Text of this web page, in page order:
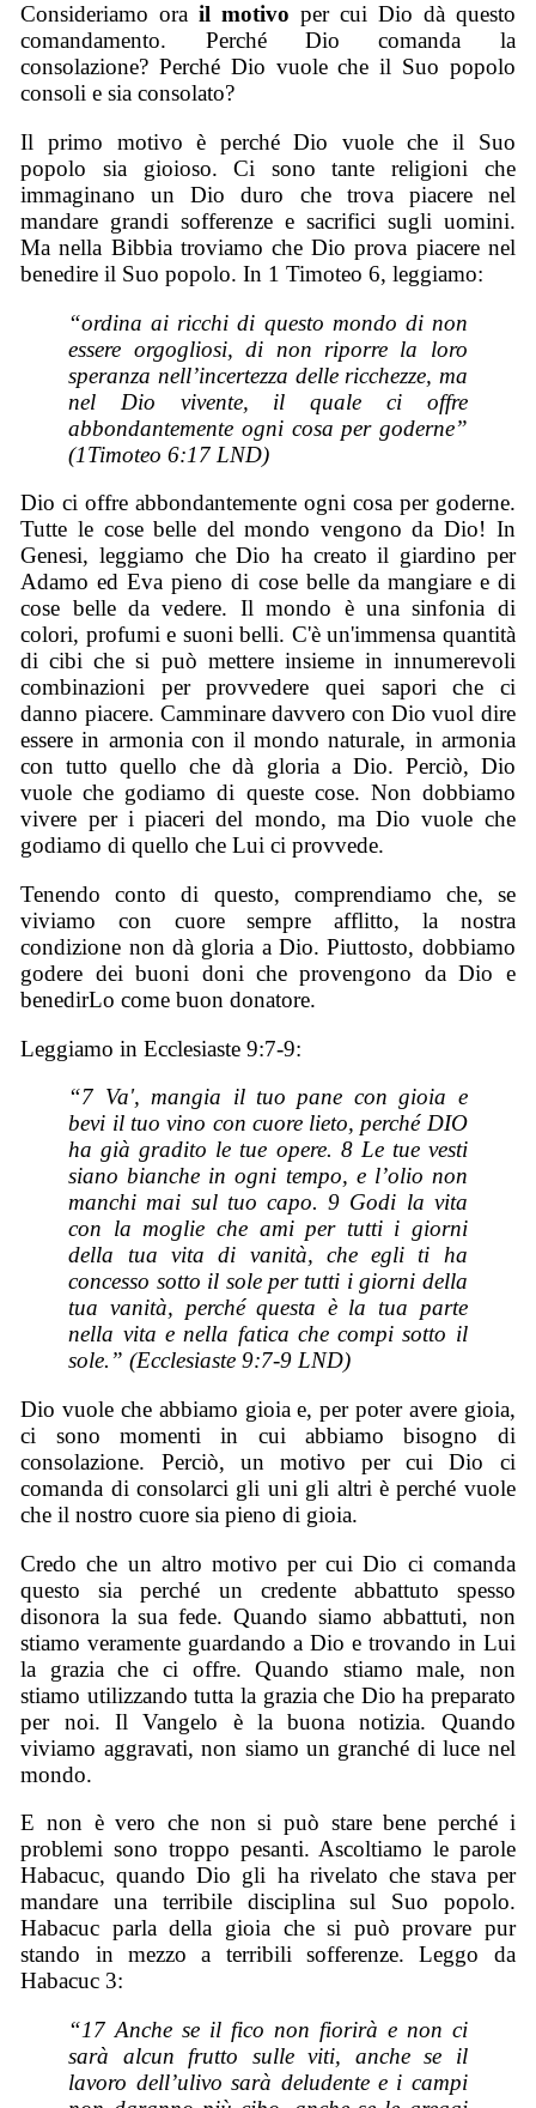
Consideriamo orail motivo per cui Dio dà questo
comandamento. Perché Dio comanda la
consolazione? Perché Dio vuole che il Suo popolo
consoli e sia consolato?
Il primo motivo è perché Dio vuole che il Suo
popolo sia gioioso. Ci sono tante religioni che
immaginano un Dio duro che trova piacere nel
mandare grandi sofferenze e sacrifici sugli uomini.
Ma nella Bibbia troviamo che Dio prova piacere nel
benedire il Suo popolo. In 1 Timoteo 6, leggiamo:
“ordina ai ricchi di questo mondo di non
essere orgogliosi, di non riporre la loro
speranza nell’incertezza delle ricchezze, ma
nel Dio vivente, il quale ci offre
abbondantemente ogni cosa per goderne”
(1Timoteo 6:17 LND)
Dio ci offre abbondantemente ogni cosa per goderne.
Tutte le cose belle del mondo vengono da Dio! In
Genesi, leggiamo che Dio ha creato il giardino per
Adamo ed Eva pieno di cose belle da mangiare e di
cose belle da vedere. Il mondo è una sinfonia di
colori, profumi e suoni belli. C'è un'immensa quantità
di cibi che si può mettere insieme in innumerevoli
combinazioni per provvedere quei sapori che ci
danno piacere. Camminare davvero con Dio vuol dire
essere in armonia con il mondo naturale, in armonia
con tutto quello che dà gloria a Dio. Perciò, Dio
vuole che godiamo di queste cose. Non dobbiamo
vivere per i piaceri del mondo, ma Dio vuole che
godiamo di quello che Lui ci provvede.
Tenendo conto di questo, comprendiamo che, se
viviamo con cuore sempre afflitto, la nostra
condizione non dà gloria a Dio. Piuttosto, dobbiamo
godere dei buoni doni che provengono da Dio e
benedirLo come buon donatore.
Leggiamo in Ecclesiaste 9:7-9:
“7 Va', mangia il tuo pane con gioia e
bevi il tuo vino con cuore lieto, perché DIO
ha già gradito le tue opere. 8 Le tue vesti
siano bianche in ogni tempo, e l’olio non
manchi mai sul tuo capo. 9 Godi la vita
con la moglie che ami per tutti i giorni
della tua vita di vanità, che egli ti ha
concesso sotto il sole per tutti i giorni della
tua vanità, perché questa è la tua parte
nella vita e nella fatica che compi sotto il
sole.” (Ecclesiaste 9:7-9 LND)
Dio vuole che abbiamo gioia e, per poter avere gioia,
ci sono momenti in cui abbiamo bisogno di
consolazione. Perciò, un motivo per cui Dio ci
comanda di consolarci gli uni gli altri è perché vuole
che il nostro cuore sia pieno di gioia.
Credo che un altro motivo per cui Dio ci comanda
questo sia perché un credente abbattuto spesso
disonora la sua fede. Quando siamo abbattuti, non
stiamo veramente guardando a Dio e trovando in Lui
la grazia che ci offre. Quando stiamo male, non
stiamo utilizzando tutta la grazia che Dio ha preparato
per noi. Il Vangelo è la buona notizia. Quando
viviamo aggravati, non siamo un granché di luce nel
mondo.
E non è vero che non si può stare bene perché i
problemi sono troppo pesanti. Ascoltiamo le parole
Habacuc, quando Dio gli ha rivelato che stava per
mandare una terribile disciplina sul Suo popolo.
Habacuc parla della gioia che si può provare pur
stando in mezzo a terribili sofferenze. Leggo da
Habacuc 3:
“17 Anche se il fico non fiorirà e non ci
sarà alcun frutto sulle viti, anche se il
lavoro dell’ulivo sarà deludente e i campi